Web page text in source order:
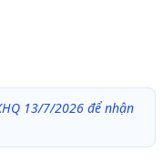
13/7/2026 để nhận